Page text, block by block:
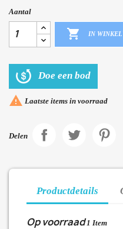
Aantal
 IN
Doe een bod
 Laatste items in voorraad
Delen
Productdetails
Op voorraad 1 Item